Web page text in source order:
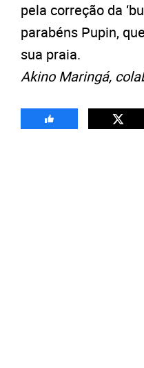
pela correção da
parabéns Pupin,
sua praia.
Akino Maringá,